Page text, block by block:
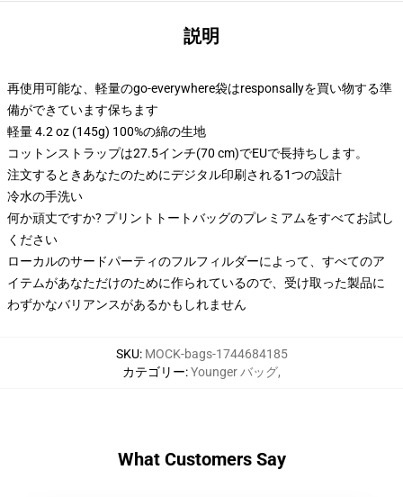
説明
再使用可能な、軽量のgo-everywhere袋はresponsallyを買い物する準
備ができています保ちます
軽量 4.2 oz (145g) 100%の綿の生地
コットンストラップは27.5インチ(70 cm)でEUで長持ちします。
注文するときあなたのためにデジタル印刷される1つの設計
冷水の手洗い
何か頑丈ですか? プリントトートバッグのプレミアムをすべてお試し
ください
ローカルのサードパーティのフルフィルダーによって、すべてのア
イテムがあなただけのために作られているので、受け取った製品に
わずかなバリアンスがあるかもしれません
SKU: MOCK-bags-1744684185
カテゴリー:Younger バッグ,
What Customers Say